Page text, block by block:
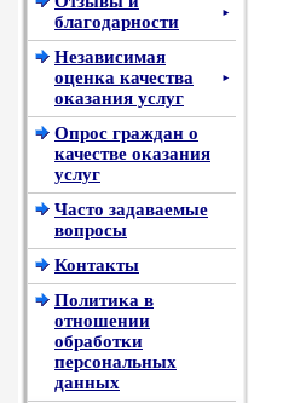
благодарности
►
Независимая
оценка качества
оказания услуг
►
Опрос граждан о
качестве оказания
услуг
Часто задаваемые
вопросы
Контакты
Политика в
отношении
обработки
персональных
данных